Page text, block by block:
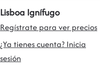
Lisboa Ignífugo
Regístrate para ver precios
¿Ya tienes cuenta? Inicia
sesión